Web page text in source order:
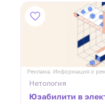
Реклама. Информация о
Нетология
Юзабилити в